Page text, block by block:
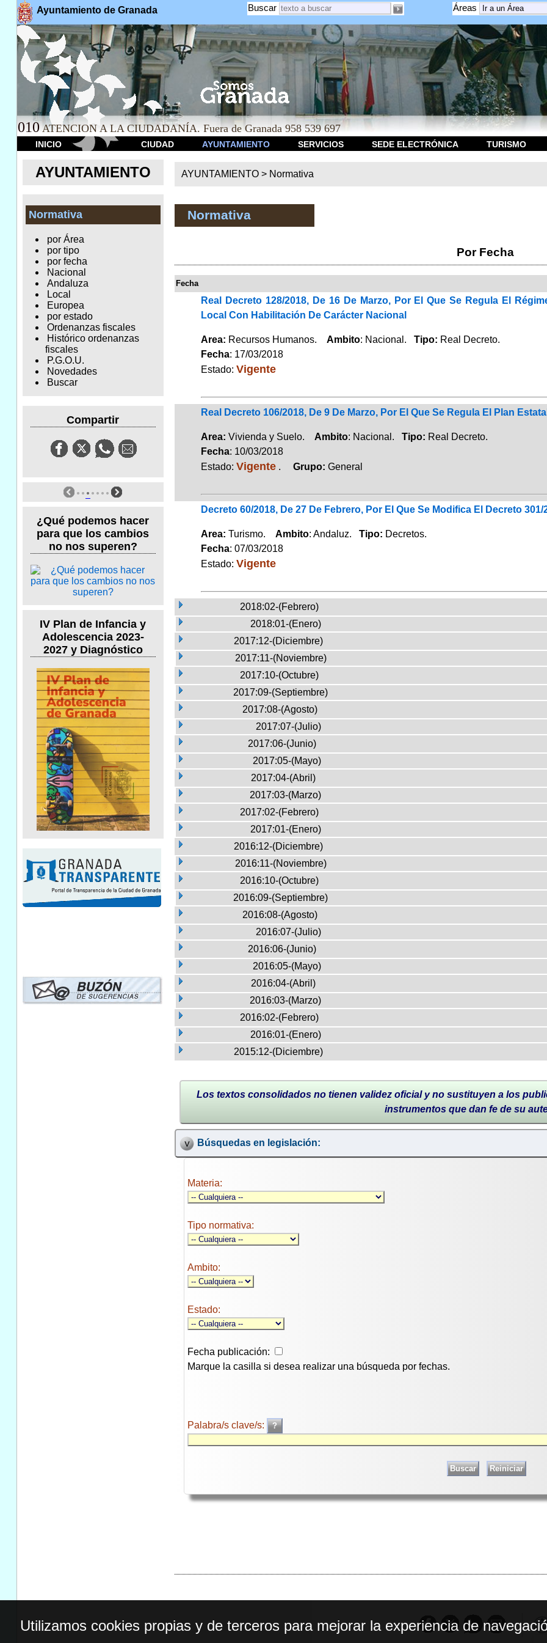
Ayuntamiento de Granada Áreas
Buscar
010 ATENCION A LA CIUDADANÍA. Fuera de Granada 958 539 697
INICIO CIUDAD AYUNTAMIENTO SERVICIOS SEDE ELECTRÓNICA TURISMO
AYUNTAMIENTO
Normativa
por Área
por tipo
por fecha
Nacional
Andaluza
Local
Europea
por estado
Ordenanzas fiscales
Histórico ordenanzas
fiscales
P.G.O.U.
Novedades
Buscar
Compartir
¿Qué podemos hacer
para que los cambios
no nos superen?
IV Plan de Infancia y
Adolescencia 2023-
2027 y Diagnóstico
AYUNTAMIENTO > Normativa
Normativa
Por Fecha
Fecha
Real Decreto 128/2018, De 16 De Marzo, Por El Que Se Regula El
Local Con Habilitación De Carácter Nacional
Area: Recursos Humanos. Ambito: Nacional. Tipo: Real Decreto.
Fecha: 17/03/2018
Estado: Vigente
Real Decreto 106/2018, De 9 De Marzo, Por El Que Se Regula El Plan
Area: Vivienda y Suelo. Ambito: Nacional. Tipo: Real Decreto.
Fecha: 10/03/2018
Estado: Vigente. Grupo: General
Decreto 60/2018, De 27 De Febrero, Por El Que Se Modifica El Decreto
Area: Turismo. Ambito: Andaluz. Tipo: Decretos.
Fecha: 07/03/2018
Estado: Vigente
2018:02-(Febrero)
2018:01-(Enero)
2017:12-(Diciembre)
2017:11-(Noviembre)
2017:10-(Octubre)
2017:09-(Septiembre)
2017:08-(Agosto)
2017:07-(Julio)
2017:06-(Junio)
2017:05-(Mayo)
2017:04-(Abril)
2017:03-(Marzo)
2017:02-(Febrero)
2017:01-(Enero)
2016:12-(Diciembre)
2016:11-(Noviembre)
2016:10-(Octubre)
2016:09-(Septiembre)
2016:08-(Agosto)
2016:07-(Julio)
2016:06-(Junio)
2016:05-(Mayo)
2016:04-(Abril)
2016:03-(Marzo)
2016:02-(Febrero)
2016:01-(Enero)
2015:12-(Diciembre)
Los textos consolidados no tienen validez oficial y no sustituyen a los
instrumentos que dan fe de su
Búsquedas en legislación:
Materia:
Tipo normativa:
Ambito:
Estado:
Fecha publicación:
Marque la casilla si desea realizar una búsqueda por fechas.
Palabra/s clave/s:
Utilizamos cookies propias y de terceros para mejorar la experiencia de